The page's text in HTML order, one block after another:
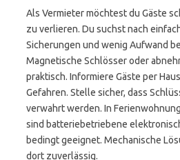
Als Vermieter möchtest du Gäste
zu verlieren. Du suchst nach
Sicherungen und wenig Aufwand
Magnetische Schlösser oder
praktisch. Informiere Gäste per
Gefahren. Stelle sicher, dass
verwahrt werden. In
sind batteriebetriebene
bedingt geeignet. Mechanische
dort zuverlässig.